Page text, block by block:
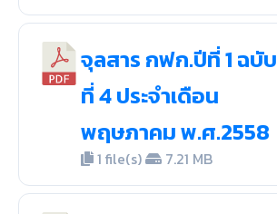
จุลสาร กฟก.ปีที่ 1 ฉบับ
ที่ 4 ประจำเดือน
พฤษภาคม พ.ศ.2558
1 file(s) 7.21 MB